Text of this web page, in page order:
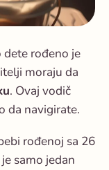
dete rođeno je
moraju da
. Ovaj vodič
da navigirate.
rođenoj sa 26
samo jedan